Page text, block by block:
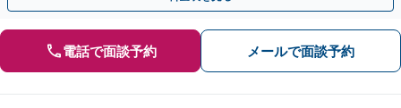
電話で面談予約 メールで面談予約